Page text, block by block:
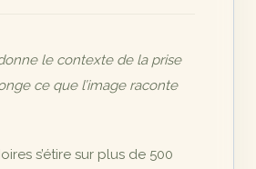
le contexte de la prise
ce que l’image raconte
s’étire sur plus de 500